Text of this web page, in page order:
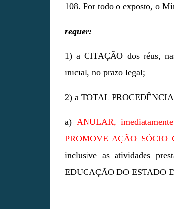
108. Por todo o exposto, o
requer:
1) a CITAÇÃO dos réus,
inicial, no prazo legal;
2) a TOTAL
a) ANULAR, imediatamente,
PROMOVE AÇÃO SÓCIO
inclusive as atividades
EDUCAÇÃO DO ESTADO